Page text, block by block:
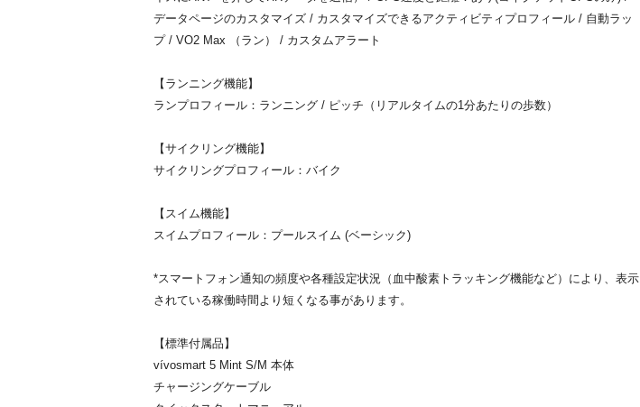
データページのカスタマイズ / カスタマイズできるアクティビティプロフィール / 自動ラッ
プ / VO2 Max （ラン） / カスタムアラート
【ランニング機能】
ランプロフィール：ランニング / ピッチ（リアルタイムの1分あたりの歩数）
【サイクリング機能】
サイクリングプロフィール：バイク
【スイム機能】
スイムプロフィール：プールスイム (ベーシック)
*スマートフォン通知の頻度や各種設定状況（血中酸素トラッキング機能など）により、表示
されている稼働時間より短くなる事があります。
【標準付属品】
vívosmart 5 Mint S/M 本体
チャージングケーブル